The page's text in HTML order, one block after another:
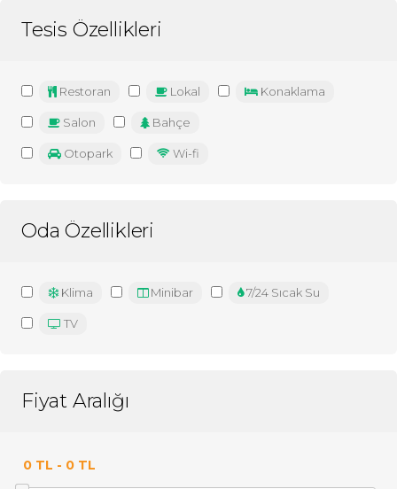
Tesis Özellikleri
Restoran Lokal Konaklama
Salon Bahçe
Otopark Wi-fi
Oda Özellikleri
Klima Minibar 7/24 Sıcak Su
TV
Fiyat Aralığı